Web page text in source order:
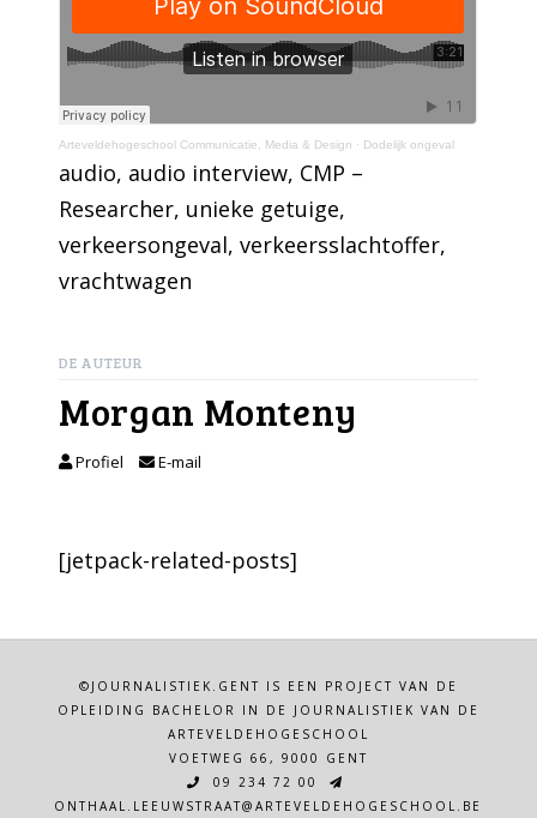
Arteveldehogeschool Communicatie, Media & Design · Dodelijk ongeval
audio, audio interview, CMP –
Researcher, unieke getuige
verkeersongeval, verkeersslachtoffer
vrachtwagen
DE AUTEUR
Morgan Monteny
Profiel E-mail
[jetpack-related-posts]
©JOURNALISTIEK.GENT IS EEN PROJECT VAN DE
OPLEIDING BACHELOR IN DE JOURNALISTIEK VAN DE
ARTEVELDEHOGESCHOOL
VOETWEG 66, 9000 GENT
09 234 72 00
ONTHAAL.LEEUWSTRAAT@ARTEVELDEHOGESCHOOL.BE